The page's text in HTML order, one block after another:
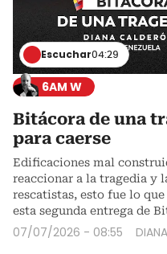
Escuchar04:29
6AM W
Bitácora de una
para caerse
Edificaciones mal
reaccionar a la tragedia y
rescatistas, esto fue lo
esta segunda entrega de
07/07/2026 - 08:55